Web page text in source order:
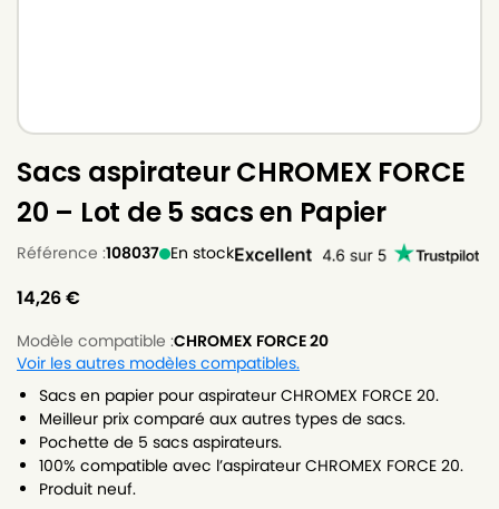
Sacs aspirateur CHROMEX FORCE
20 – Lot de 5 sacs en Papier
Référence :108037 En stock
14,26€
Modèle compatible :CHROMEX FORCE 20
Voir les autres modèles compatibles.
Sacs en papier pour aspirateur CHROMEX FORCE 20.
Meilleur prix comparé aux autres types de sacs.
Pochette de 5 sacs aspirateurs.
100% compatible avec l’aspirateur CHROMEX FORCE 20.
Produit neuf.